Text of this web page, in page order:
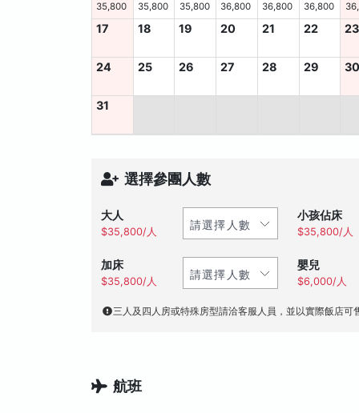
35,800 35,800 35,800 36,800 36,800 36,800
17 18 19 20 21 22 23
24 25 26 27 28 29
31
選擇參團人數
大人
$35,800/人
小孩佔床
$35,800/人
加床
$35,800/人
嬰兒
$6,000/人
三人及四人房或特殊房型請洽客服人員，並以實際飯店可
航班